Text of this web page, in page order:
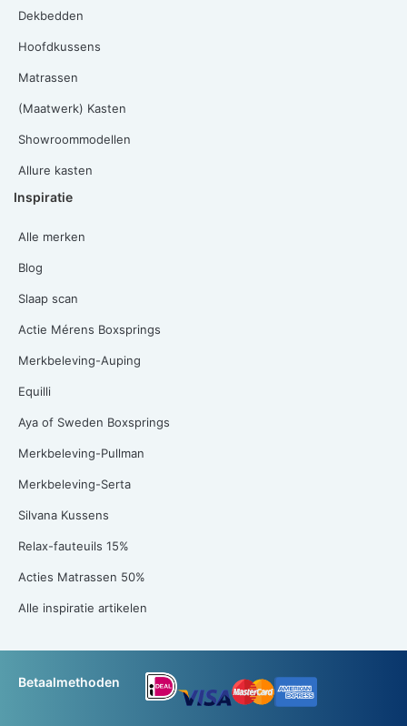
Dekbedden
Hoofdkussens
Matrassen
(Maatwerk) Kasten
Showroommodellen
Allure kasten
Inspiratie
Alle merken
Blog
Slaap scan
Actie Mérens Boxsprings
Merkbeleving-Auping
Equilli
Aya of Sweden Boxsprings
Merkbeleving-Pullman
Merkbeleving-Serta
Silvana Kussens
Relax-fauteuils 15%
Acties Matrassen 50%
Alle inspiratie artikelen
Betaalmethoden